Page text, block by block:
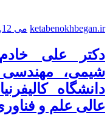
ketabenokhbegan.ir می 12, 2021
دکتر علی
شیمی، مهندسی
دانشگاه
عالی علم و